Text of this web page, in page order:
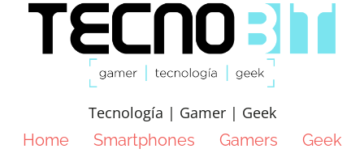
Tecnología | Gamer | Geek
Home
Smartphones Gamers
Geek